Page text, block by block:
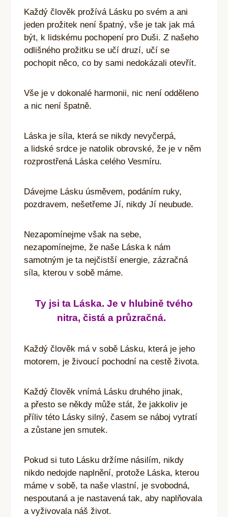
Každý člověk prožívá Lásku po svém a ani
jeden prožitek není špatný, vše je tak jak má
být, k lidskému pochopení pro Duši. Z našeho
odlišného prožitku se učí druzí, učí se
pochopit něco, co by sami nedokázali otevřít.
Vše je v dokonalé harmonii, nic není odděleno
a nic není špatně.
Láska je síla, která se nikdy nevyčerpá,
a lidské srdce je natolik obrovské, že je v něm
rozprostřená Láska celého Vesmíru.
Dávejme Lásku úsměvem, podáním ruky,
pozdravem, nešetřeme Jí, nikdy Jí neubude.
Nezapomínejme však na sebe,
nezapomínejme, že naše Láska k nám
samotným je ta nejčistší energie, zázračná
síla, kterou v sobě máme.
Ty jsi ta Láska. Je v hlubině tvého
nitra, čistá a průzračná.
Každý člověk má v sobě Lásku, která je jeho
motorem, je živoucí pochodní na cestě života.
Každý člověk vnímá Lásku druhého jinak,
a přesto se někdy může stát, že jakkoliv je
příliv této Lásky silný, časem se náboj vytratí
a zůstane jen smutek.
Pokud si tuto Lásku držíme násilím, nikdy
nikdo nedojde naplnění, protože Láska, kterou
máme v sobě, ta naše vlastní, je svobodná,
nespoutaná a je nastavená tak, aby naplňovala
a vyživovala náš život.